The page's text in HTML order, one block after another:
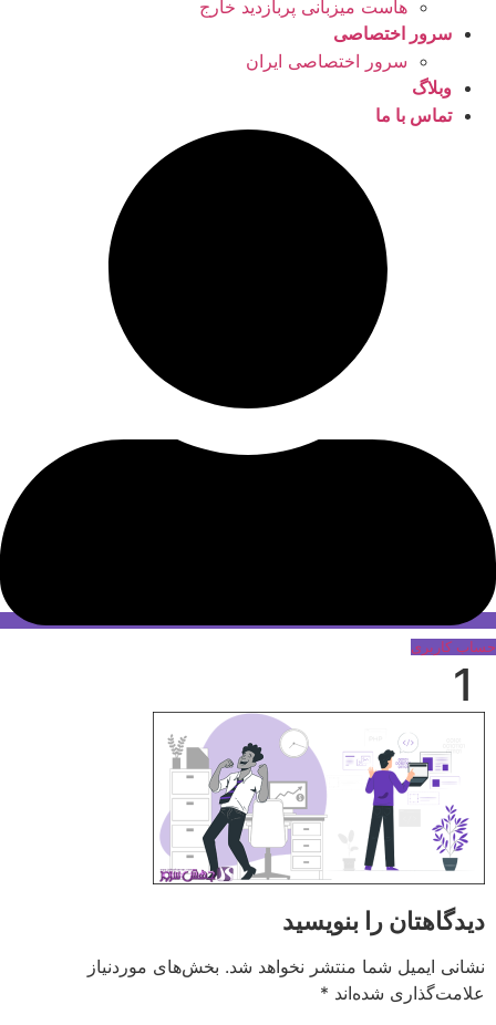
هاست میزبانی پربازدید خارج
سرور اختصاصی
سرور اختصاصی ایران
وبلاگ
تماس با ما
حساب کاربری
1
دیدگاهتان را بنویسید
نشانی ایمیل شما منتشر نخواهد شد. بخش‌های موردنیاز
علامت‌گذاری شده‌اند *